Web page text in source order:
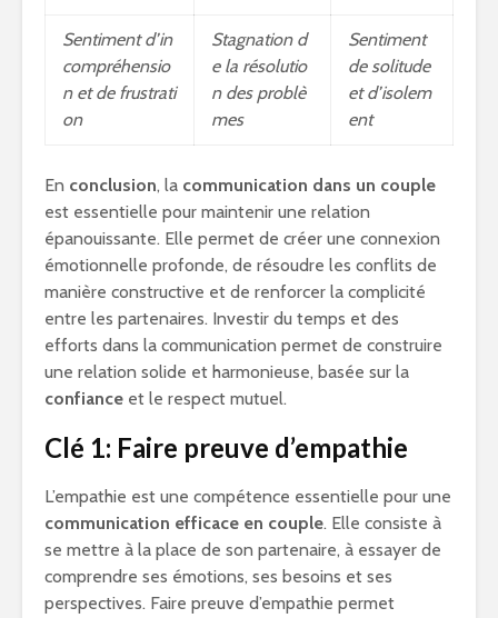
Sentiment d’in
compréhensio
n et de frustrati
on
Stagnation d
e la résolutio
n des problè
mes
Sentiment
de solitude
et d’isolem
ent
En conclusion, la communication dans un couple
est essentielle pour maintenir une relation
épanouissante. Elle permet de créer une connexion
émotionnelle profonde, de résoudre les conflits de
manière constructive et de renforcer la complicité
entre les partenaires. Investir du temps et des
efforts dans la communication permet de construire
une relation solide et harmonieuse, basée sur la
confiance et le respect mutuel.
Clé 1: Faire preuve d’empathie
L’empathie est une compétence essentielle pour une
communication efficace en couple. Elle consiste à
se mettre à la place de son partenaire, à essayer de
comprendre ses émotions, ses besoins et ses
perspectives. Faire preuve d’empathie permet